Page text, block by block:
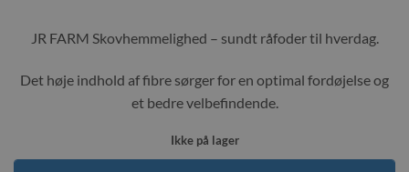
JR FARM Skovhemmelighed – sundt råfoder til hverdag.
Det høje indhold af fibre sørger for en optimal fordøjelse og
et bedre velbefindende.
Ikke på lager